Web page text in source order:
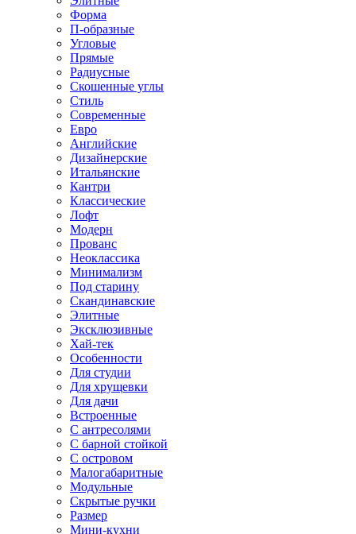
Форма
П-образные
Угловые
Прямые
Радиусные
Скошенные углы
Стиль
Современные
Евро
Английские
Дизайнерские
Итальянские
Кантри
Классические
Лофт
Модерн
Прованс
Неоклассика
Минимализм
Под старину
Скандинавские
Элитные
Эксклюзивные
Хай-тек
Особенности
Для студии
Для хрущевки
Для дачи
Встроенные
С антресолями
С барной стойкой
С островом
Малогабаритные
Модульные
Скрытые ручки
Размер
Мини-кухни